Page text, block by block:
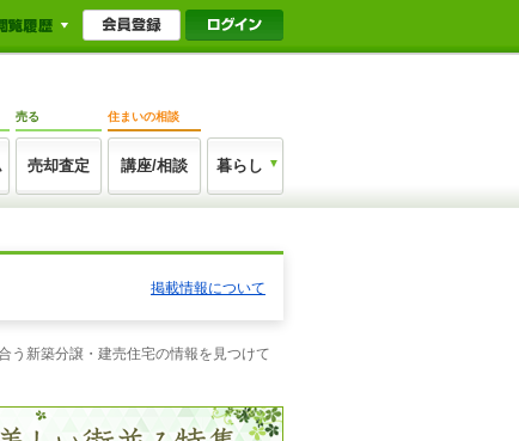
売る
売却査定
住まいの相談
講座/相談 暮らし
掲載情報について
う新築分譲・建売住宅の情報を見つけて